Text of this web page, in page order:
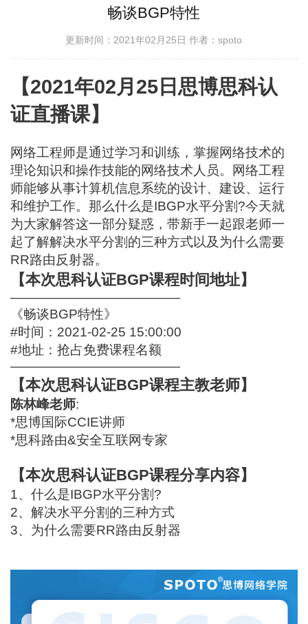
畅谈BGP特性
更新时间：2021年02月25日作者：spoto
【2021年02月25日思博思科认
证直播课】
网络工程师是通过学习和训练，掌握网络技术的
理论知识和操作技能的网络技术人员。网络工程
师能够从事计算机信息系统的设计、建设、运行
和维护工作。那么什么是IBGP水平分割?今天就
为大家解答这一部分疑惑，带新手一起跟老师一
起了解解决水平分割的三种方式以及为什么需要
RR路由反射器。
【本次思科认证BGP课程时间地址】
—————————————
《畅谈BGP特性》
#时间：2021-02-25 15:00:00
#地址：抢占免费课程名额
—————————————
【本次思科认证BGP课程主教老师】
陈林峰老师:
*思博国际CCIE讲师
*思科路由&安全互联网专家
【本次思科认证BGP课程分享内容】
1、什么是IBGP水平分割?
2、解决水平分割的三种方式
3、为什么需要RR路由反射器